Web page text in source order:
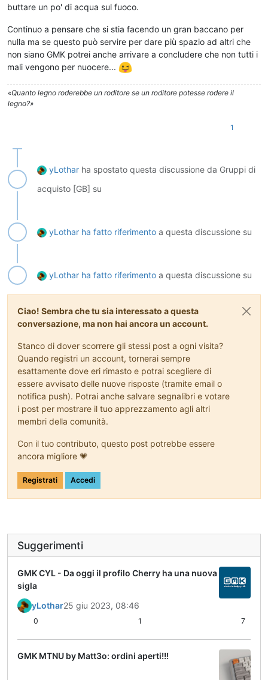
buttare un po' di acqua sul fuoco.
Continuo a pensare che si stia facendo un gran baccano per
nulla ma se questo può servire per dare più spazio ad altri che
non siano GMK potrei anche arrivare a concludere che non tutti i
mali vengono per nuocere...
«Quanto legno roderebbe un roditore se un roditore potesse rodere il
legno?»
1
yLothar ha spostato questa discussione da Gruppi di
acquisto [GB] su
yLothar ha fatto riferimento a questa discussione su
yLothar ha fatto riferimento a questa discussione su
Ciao! Sembra che tu sia interessato a questa
conversazione, ma non hai ancora un account.
Stanco di dover scorrere gli stessi post a ogni visita?
Quando registri un account, tornerai sempre
esattamente dove eri rimasto e potrai scegliere di
essere avvisato delle nuove risposte (tramite email o
notifica push). Potrai anche salvare segnalibri e votare
i post per mostrare il tuo apprezzamento agli altri
membri della comunità.
Con il tuo contributo, questo post potrebbe essere
ancora migliore 💗
Registrati Accedi
Suggerimenti
GMK CYL - Da oggi il profilo Cherry ha una nuova
sigla
yLothar25 giu 2023, 08:46
0 1 7
GMK MTNU by Matt3o: ordini aperti!!!